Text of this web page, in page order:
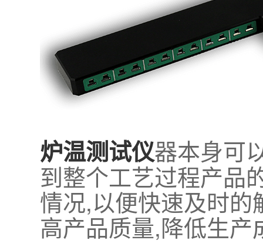
炉温测试仪器本身可
到整个工艺过程产品
情况,以便快速及时
高产品质量,降低生